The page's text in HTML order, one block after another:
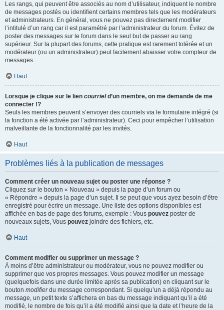
Les rangs, qui peuvent être associés au nom d’utilisateur, indiquent le nombre
de messages postés ou identifient certains membres tels que les modérateurs
et administrateurs. En général, vous ne pouvez pas directement modifier
l’intitulé d’un rang car il est paramétré par l’administrateur du forum. Évitez de
poster des messages sur le forum dans le seul but de passer au rang
supérieur. Sur la plupart des forums, cette pratique est rarement tolérée et un
modérateur (ou un administrateur) peut facilement abaisser votre compteur de
messages.
Haut
Lorsque je clique sur le lien courrield’un membre, on me demande de me
connecter !?
Seuls les membres peuvent s’envoyer des courriels via le formulaire intégré (si
la fonction a été activée par l’administrateur). Ceci pour empêcher l’utilisation
malveillante de la fonctionnalité par les invités.
Haut
Problèmes liés à la publication de messages
Comment créer un nouveau sujet ou poster une réponse ?
Cliquez sur le bouton « Nouveau » depuis la page d’un forum ou
« Répondre » depuis la page d’un sujet. Il se peut que vous ayez besoin d’être
enregistré pour écrire un message. Une liste des options disponibles est
affichée en bas de page des forums, exemple : Vous pouvez poster de
nouveaux sujets, Vous pouvez joindre des fichiers, etc.
Haut
Comment modifier ou supprimer un message ?
À moins d’être administrateur ou modérateur, vous ne pouvez modifier ou
supprimer que vos propres messages. Vous pouvez modifier un message
(quelquefois dans une durée limitée après sa publication) en cliquant sur le
bouton modifierdu message correspondant. Si quelqu’un a déjà répondu au
message, un petit texte s’affichera en bas du message indiquant qu’il a été
modifié, le nombre de fois qu’il a été modifié ainsi que la date et l’heure de la